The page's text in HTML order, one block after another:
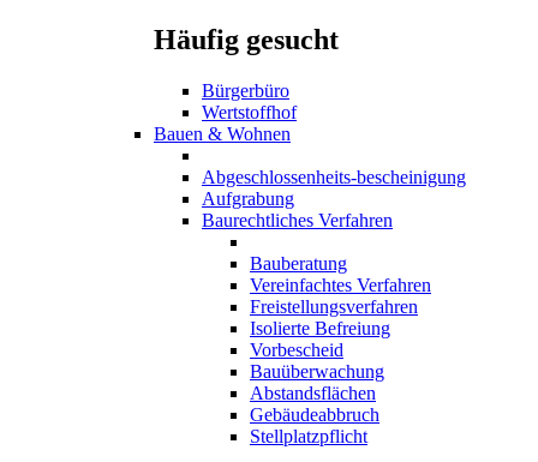
Häufig gesucht
Bürgerbüro
Wertstoffhof
Bauen & Wohnen
Abgeschlossenheits-bescheinigung
Aufgrabung
Baurechtliches Verfahren
Bauberatung
Vereinfachtes Verfahren
Freistellungsverfahren
Isolierte Befreiung
Vorbescheid
Bauüberwachung
Abstandsflächen
Gebäudeabbruch
Stellplatzpflicht